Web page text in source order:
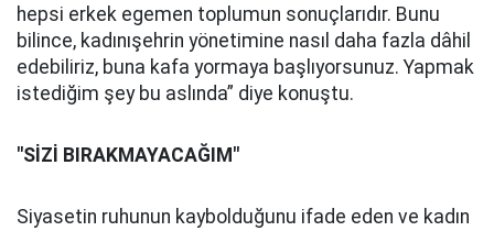
hepsi erkek egemen toplumun sonuçlarıdır. Bunu
bilince, kadınışehrin yönetimine nasıl daha fazla dâhil
edebiliriz, buna kafa yormaya başlıyorsunuz. Yapmak
istediğim şey bu aslında” diye konuştu.
"SİZİ BIRAKMAYACAĞIM"
Siyasetin ruhunun kaybolduğunu ifade eden ve kadın